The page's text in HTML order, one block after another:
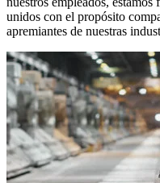
unidos con el propósito
apremiantes de nuestras